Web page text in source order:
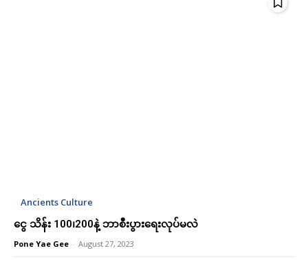
Ancients Culture
ငွေ သိန်း 100၊200နဲ့ ဘာစီးပွားရေးလုပ်မလဲ
Pone Yae Gee - August 27, 2023